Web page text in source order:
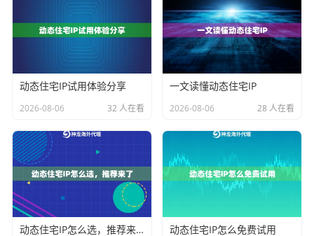
并发）、所需IP的稳定性（是否需要长会话保持）以及
预算范围。神龙海外动态IP的不同产品线正是为了匹配
若业务需要长期、高频、大流量的持续采集（如大
池和不限流量特性是理想选择，它能确保成本可控
且资源独立。
若企业业务覆盖全球多地区，且对IP纯净度和成功
率有极高要求（如金融数据采集），企业级动态住
宅IP凭借其覆盖200+国家/地区、每日高去重IP池和
99.9%的成功率，能满足企业级稳定性需求。
动态住宅IP试用体验分享
2026-08-06 32 人在看
一文读懂动态住宅IP
2026-08-06 28 人在看
动态住宅IP怎么选，推荐来了 动态住宅IP怎么免费试用